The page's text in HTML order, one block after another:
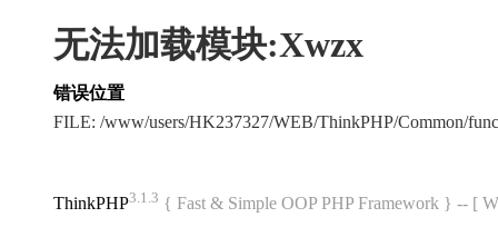
无法加载模块:Xwzx
错误位置
FILE: /www/users/HK237327/WEB/ThinkPHP/Common/
ThinkPHP3.1.3 { Fast & Simple OOP PHP Framework } -- [